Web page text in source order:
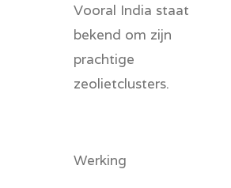
Vooral India staat
bekend om zijn
prachtige
zeolietclusters.
Werking